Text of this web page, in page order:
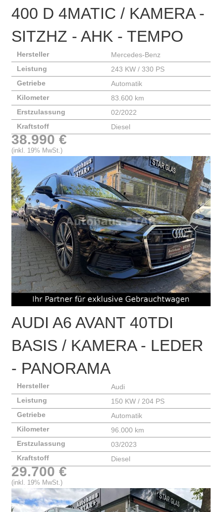
400 D 4MATIC / KAMERA -
SITZHZ - AHK - TEMPO
Hersteller
Mercedes-Benz
Leistung
243 KW / 330 PS
Getriebe
Automatik
Kilometer
83.600 km
Erstzulassung
02/2022
Kraftstoff
Diesel
38.990 €
(inkl. 19% MwSt.)
AUDI A6 AVANT 40TDI
BASIS / KAMERA - LEDER
- PANORAMA
Hersteller
Audi
Leistung
150 KW / 204 PS
Getriebe
Automatik
Kilometer
96.000 km
Erstzulassung
03/2023
Kraftstoff
Diesel
29.700 €
(inkl. 19% MwSt.)